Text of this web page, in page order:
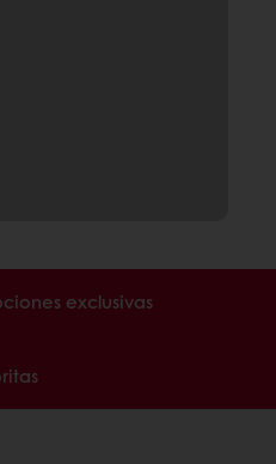
exclusivas